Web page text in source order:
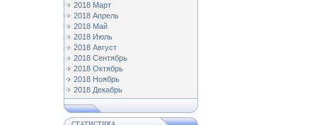
2018 Март
2018 Апрель
2018 Май
2018 Июль
2018 Август
2018 Сентябрь
2018 Октябрь
2018 Ноябрь
2018 Декабрь